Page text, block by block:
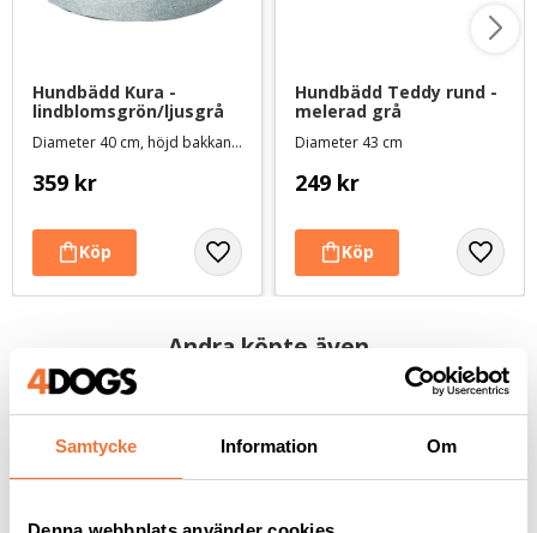
Samtycke Information Om
Hundbädd Kura -
lindblomsgrön/ljusgrå
Diameter 40 cm, höjd bakkant 26 cm
359 kr
Hundbädd Teddy rund -
melerad grå
Diameter 43 cm
249 kr
Andra köpte även